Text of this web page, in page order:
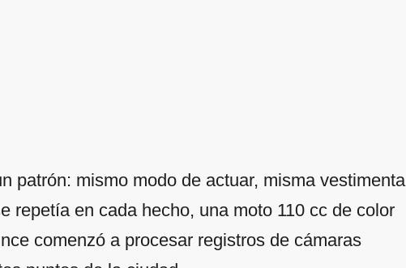
patrón: mismo modo de actuar, misma vestimenta
repetía en cada hecho, una moto 110 cc de color
comenzó a procesar registros de cámaras